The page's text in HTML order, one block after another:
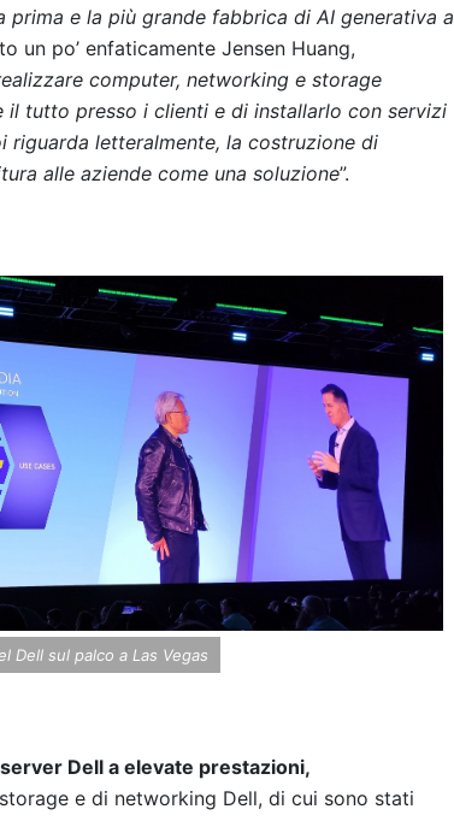
prima e la più grande fabbrica di AI generativa a
un po’ enfaticamente Jensen Huang,
computer, networking e storage
tutto presso i clienti e di installarlo con servizi
riguarda letteralmente, la costruzione di
alle aziende come una soluzione”.
Dell sul palco a Las Vegas
server Dell a elevate prestazioni,
e di networking Dell, di cui sono stati